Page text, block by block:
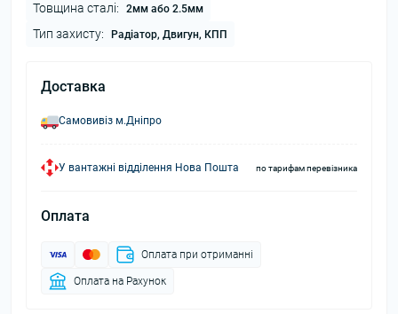
Товщина сталі: 2мм або 2.5мм
Тип захисту: Радіатор, Двигун, КПП
Доставка
Самовивіз м.Дніпро
У вантажні відділення Нова Пошта по тарифам перевізника
Оплата
Оплата при отриманні
Оплата на Рахунок